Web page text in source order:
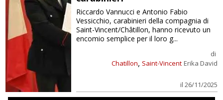
Chatillon, Saint-Vincent
di
Erika David
il 26/11/2025
Riccardo Vannucci e Antonio Fabio
Vessicchio, carabinieri della compagnia di
Saint-Vincent/Châtillon, hanno ricevuto un
encomio semplice per il loro g...